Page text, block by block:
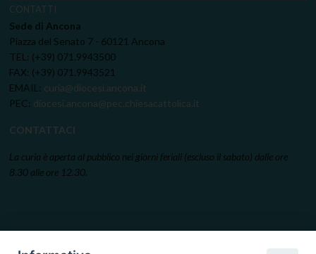
CONTATTI
Sede di Ancona
Piazza del Senato 7 - 60121 Ancona
TEL: (+39) 071.9943500
FAX: (+39) 071.9943521
EMAIL: curia@diocesi.ancona.it
PEC: diocesi.ancona@pec.chiesacattolica.it
CONTATTACI
La curia è aperta al pubblico nei giorni feriali (escluso il sabato) dalle ore
8.30 alle ore 12.30.